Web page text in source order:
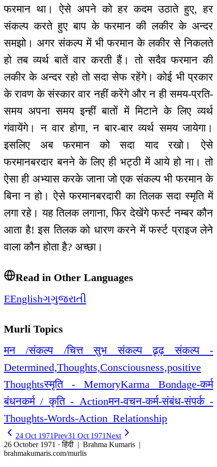
फरमान था। ऐसे अपने को हर कदम उठाते हुए, हर
संकल्प करते हुए बाप के फरमान की लकीर के अन्दर
समझो। अगर संकल्प में भी फरमान के लकीर से निकलते
हो तब व्यर्थ बातें वार करती हैं। तो सदैव फरमान की
लकीर के अन्दर रहो तो सदा सेफ रहेंगे। कोई भी प्रकार
के रावण के संस्कार वार नहीं करेंगे और न ही समय-प्रति-
समय अपना समय इन्हीं बातों में मिटाने के लिए व्यर्थ
गंवायेंगे। न वार होगा, न बार-बार व्यर्थ समय जायेगा।
इसलिए अब फरमान को सदा याद रखो। ऐसे
फरमानबरदार बनने के लिए ही भट्ठी में आये हो ना। तो
ऐसा ही अभ्यास करके जाना जो एक संकल्प भी फरमान के
बिना न हो। ऐसे फरमानबरदारी का तिलक सदा स्मृति में
लगा रहे। यह तिलक लगाना, फिर देखेंगे फर्स्ट नम्बर कौन
आता है! इस तिलक को धारण करने में फर्स्ट प्राइज लेने
वाला कौन होता है? अच्छा।
Read in Other Languages
EEnglishગગુજરાતી
Murli Topics
मन /संकल्प /चित्त सुभ संकल्प ढृढ़ संकल्प -
Determined,Thoughts,Consciousness,positive
Thoughtsस्मृति - MemoryKarma Bondage-कर्म
बंधनकर्म / कृति - Actionमन-वचन-कर्म-संबंध-संपर्क -
Thoughts-Words-Action_Relationship
24 Oct 1971Prev31 Oct 1971Next
26 October 1971 · हिंदी | Brahma Kumaris |
brahmakumaris.com/murlis